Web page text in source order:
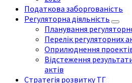
Податкова заборгованість
Регуляторна діяльність
Планування
Перелік регуляторних
Оприлюднення
Відстеження
актів
Стратегія розвитку ТГ